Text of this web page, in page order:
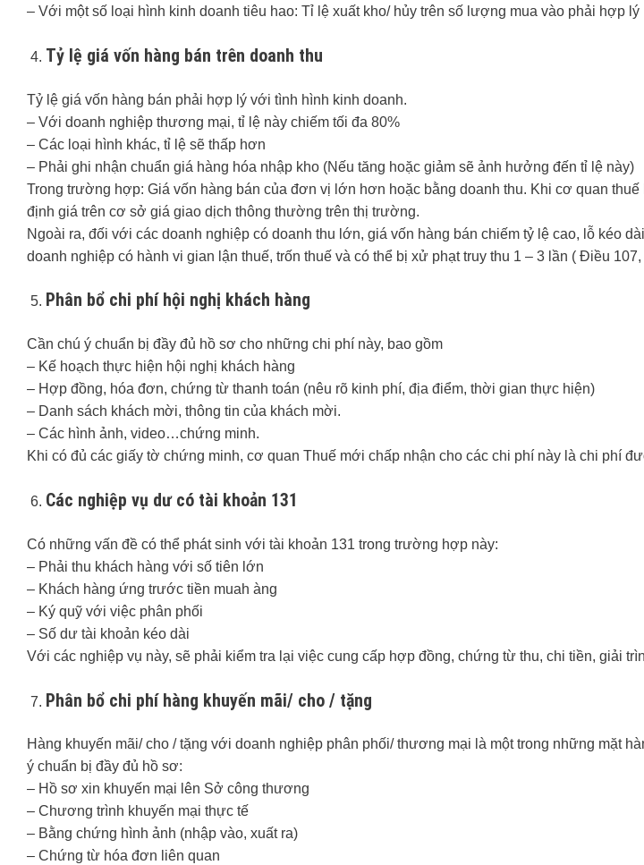
– Với một số loại hình kinh doanh tiêu hao: Tỉ lệ xuất kho/ hủy trên số lượng mua vào phải hợp lý
Tỷ lệ giá vốn hàng bán trên doanh thu
Tỷ lệ giá vốn hàng bán phải hợp lý với tình hình kinh doanh.
– Với doanh nghiệp thương mại, tỉ lệ này chiếm tối đa 80%
– Các loại hình khác, tỉ lệ sẽ thấp hơn
– Phải ghi nhận chuẩn giá hàng hóa nhập kho (Nếu tăng hoặc giảm sẽ ảnh hưởng đến tỉ lệ này)
Trong trường hợp: Giá vốn hàng bán của đơn vị lớn hơn hoặc bằng doanh thu. Khi cơ quan thuế
định giá trên cơ sở giá giao dịch thông thường trên thị trường.
Ngoài ra, đối với các doanh nghiệp có doanh thu lớn, giá vốn hàng bán chiếm tỷ lệ cao, lỗ kéo
doanh nghiệp có hành vi gian lận thuế, trốn thuế và có thể bị xử phạt truy thu 1 – 3 lần ( Điều
Phân bổ chi phí hội nghị khách hàng
Cần chú ý chuẩn bị đầy đủ hồ sơ cho những chi phí này, bao gồm
– Kế hoạch thực hiện hội nghị khách hàng
– Hợp đồng, hóa đơn, chứng từ thanh toán (nêu rõ kinh phí, địa điểm, thời gian thực hiện)
– Danh sách khách mời, thông tin của khách mời.
– Các hình ảnh, video…chứng minh.
Khi có đủ các giấy tờ chứng minh, cơ quan Thuế mới chấp nhận cho các chi phí này là chi phí
Các nghiệp vụ dư có tài khoản 131
Có những vấn đề có thể phát sinh với tài khoản 131 trong trường hợp này:
– Phải thu khách hàng với số tiên lớn
– Khách hàng ứng trước tiền muah àng
– Ký quỹ với việc phân phối
– Số dư tài khoản kéo dài
Với các nghiệp vụ này, sẽ phải kiểm tra lại việc cung cấp hợp đồng, chứng từ thu, chi tiền, giải
Phân bổ chi phí hàng khuyến mãi/ cho / tặng
Hàng khuyến mãi/ cho / tặng với doanh nghiệp phân phối/ thương mại là một trong những mặt
ý chuẩn bị đầy đủ hồ sơ:
– Hồ sơ xin khuyến mại lên Sở công thương
– Chương trình khuyến mại thực tế
– Bằng chứng hình ảnh (nhập vào, xuất ra)
– Chứng từ hóa đơn liên quan